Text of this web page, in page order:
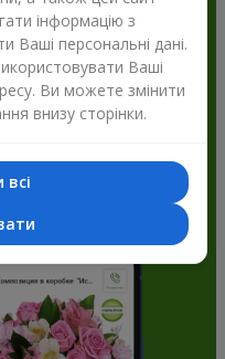
бонуси
інформацію з
персональні дані.
Ваші
Ви можете змінити
внизу сторінки.